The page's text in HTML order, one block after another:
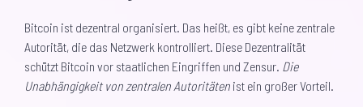
Bitcoin ist dezentral organisiert. Das heißt, es gibt keine zentrale
Autorität, die das Netzwerk kontrolliert. Diese Dezentralität
schützt Bitcoin vor staatlichen Eingriffen und Zensur. Die
Unabhängigkeit von zentralen Autoritäten ist ein großer Vorteil.